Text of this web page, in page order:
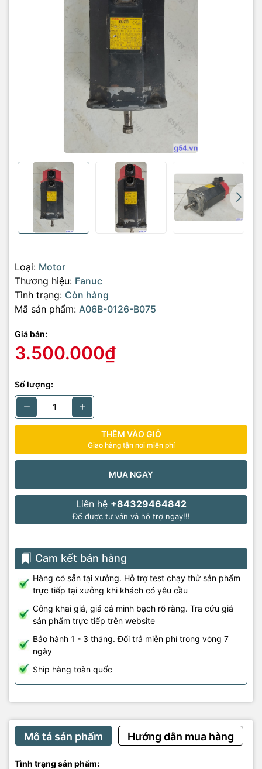
Loại: Motor
Thương hiệu: Fanuc
Tình trạng: Còn hàng
Mã sản phẩm: A06B-0126-B075
Giá bán:
3.500.000₫
Số lượng:
THÊM VÀO GIỎ
Giao hàng tận nơi miễn phí
MUA NGAY
Liên hệ +84329464842
Để được tư vấn và hỗ trợ ngay!!!
Cam kết bán hàng
Hàng có sẵn tại xưởng. Hỗ trợ test chạy thử sản phẩm
trực tiếp tại xưởng khi khách có yêu cầu
Công khai giá, giá cả minh bạch rõ ràng. Tra cứu giá
sản phẩm trực tiếp trên website
Bảo hành 1 - 3 tháng. Đổi trả miễn phí trong vòng 7
ngày
Ship hàng toàn quốc
Mô tả sản phẩm Hướng dẫn mua hàng
Tình trạng sản phẩm: